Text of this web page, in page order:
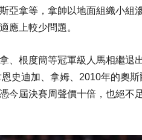
亞拿等，拿帥以地面組織小組
應上較少問題。
、根度簡等冠軍級人馬相繼退
史迪加、拿姆、2010年的奧
今屆決賽周聲價十倍，也絕